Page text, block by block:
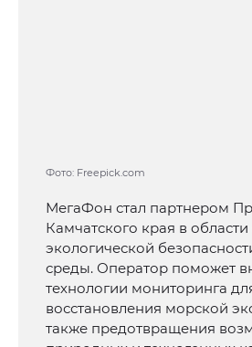
Фото: Freepick.com
МегаФон стал партнером
Камчатского края в
экологической
среды. Оператор поможет
технологии мониторинга
восстановления морской
также предотвращения